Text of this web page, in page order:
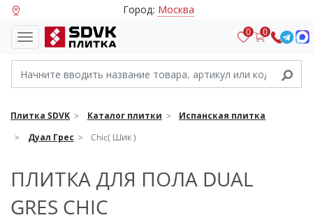
Город: Москва
0 0
Плитка SDVK Каталог плитки
Испанская плитка
Дуал Грес
Chic( Шик )
ПЛИТКА ДЛЯ ПОЛА DUAL
GRES CHIC